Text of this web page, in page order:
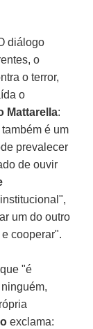
diálogo
o
o terror,
o
Mattarella:
é um
prevalecer
de ouvir
um do outro
cooperar".
"é
exclama: